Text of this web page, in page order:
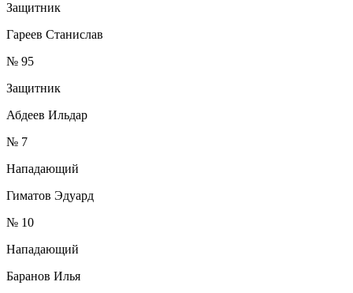
Защитник
Гареев Станислав
№ 95
Защитник
Абдеев Ильдар
№ 7
Нападающий
Гиматов Эдуард
№ 10
Нападающий
Баранов Илья